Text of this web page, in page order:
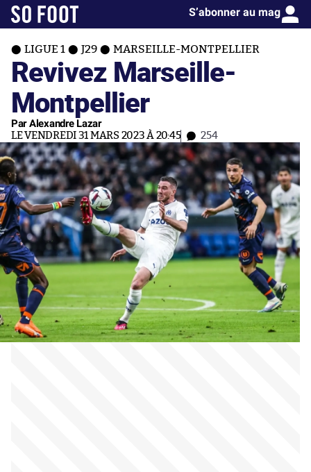
S’abonner au mag
LIGUE 1 J29 MARSEILLE-MONTPELLIER
Revivez Marseille-
Montpellier
Par Alexandre Lazar
LE VENDREDI 31 MARS 2023 À 20:45 254